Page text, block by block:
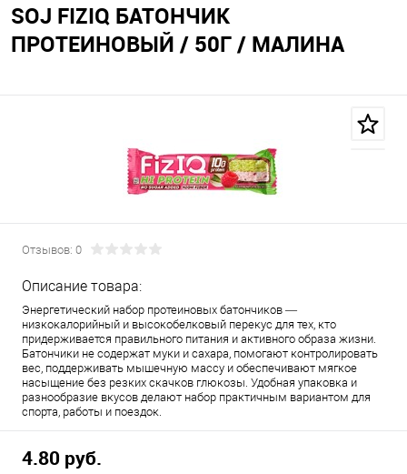
SOJ FIZIQ БАТОНЧИК
ПРОТЕИНОВЫЙ / 50Г / МАЛИНА
Отзывов: 0
Описание товара:
Энергетический набор протеиновых батончиков —
низкокалорийный и высокобелковый перекус для тех, кто
придерживается правильного питания и активного образа жизни.
Батончики не содержат муки и сахара, помогают контролировать
вес, поддерживать мышечную массу и обеспечивают мягкое
насыщение без резких скачков глюкозы. Удобная упаковка и
разнообразие вкусов делают набор практичным вариантом для
спорта, работы и поездок.
4.80 руб.